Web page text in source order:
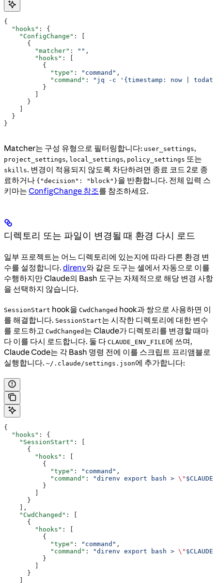
{
  "hooks"
: {
    "ConfigChange"
: [
      {
        "matcher"
: "" ,
        "hooks"
: [
          {
            "type"
: "command" ,
            "command"
:
"jq -c '{timestamp: now |
          }
      }
  }
}
Matcher는 구성 유형으로 필터링합니다: user_settings,
project_settings, local_settings, policy_settings 또는
skills. 변경이 적용되지 않도록 차단하려면 종료 코드 2로 종
료하거나 {"decision": "block"}을 반환합니다. 전체 입력 스
키마는 ConfigChange 참조를 참조하세요.
디렉토리 또는 파일이 변경될 때 환경 다시 로드
일부 프로젝트는 어느 디렉토리에 있는지에 따라 다른 환경 변
수를 설정합니다. direnv와 같은 도구는 셸에서 자동으로 이를
수행하지만 Claude의 Bash 도구는 자체적으로 해당 변경 사항
을 선택하지 않습니다.
SessionStart hook을 CwdChanged hook과 쌍으로 사용하면 이
를 해결합니다. SessionStart는 시작한 디렉토리에 대한 변수
를 로드하고 CwdChanged 는 Claude가 디렉토리를 변경할 때마
다 이를 다시 로드합니다. 둘 다 CLAUDE_ENV_FILE에 쓰며,
Claude Code는 각 Bash 명령 전에 이를 스크립트 프리앰블로
실행합니다. ~/.claude/settings.json에 추가합니다:
{
  "hooks"
: {
    "SessionStart"
: [
      {
        "hooks"
: [
          {
            "type"
: "command" ,
            "command"
: "direnv export bash > \"
          }
      }
    ],
    "CwdChanged"
: [
      {
        "hooks"
: [
          {
            "type"
: "command" ,
            "command"
: "direnv export bash > \"
          }
      }